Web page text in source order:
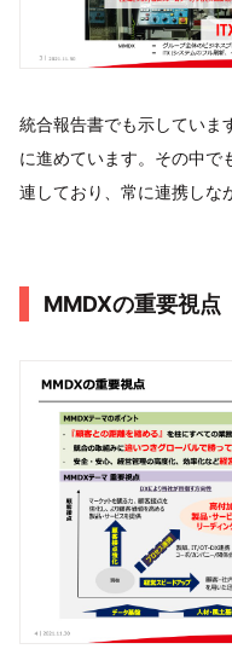
統合報告書でも示していま
に進めています。その中で
連しており、常に連携しな
MMDXの重要視点